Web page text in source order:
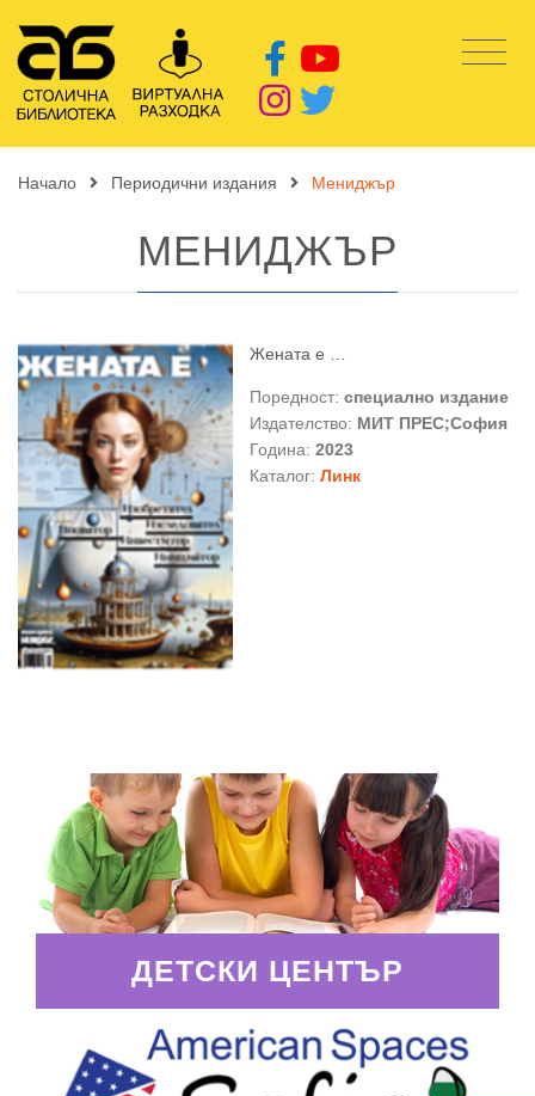
Начало Периодични издания Мениджър
МЕНИДЖЪР
Жената е …
Поредност:специално издание
Издателство: МИТ ПРЕС;София
Година:2023
Каталог:Линк
ДЕТСКИ ЦЕНТЪР